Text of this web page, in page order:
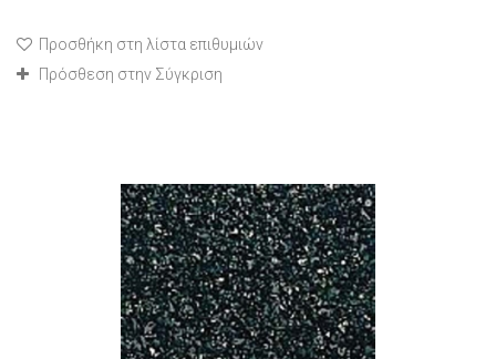
Προσθήκη στη λίστα επιθυμιών
Πρόσθεση στην Σύγκριση